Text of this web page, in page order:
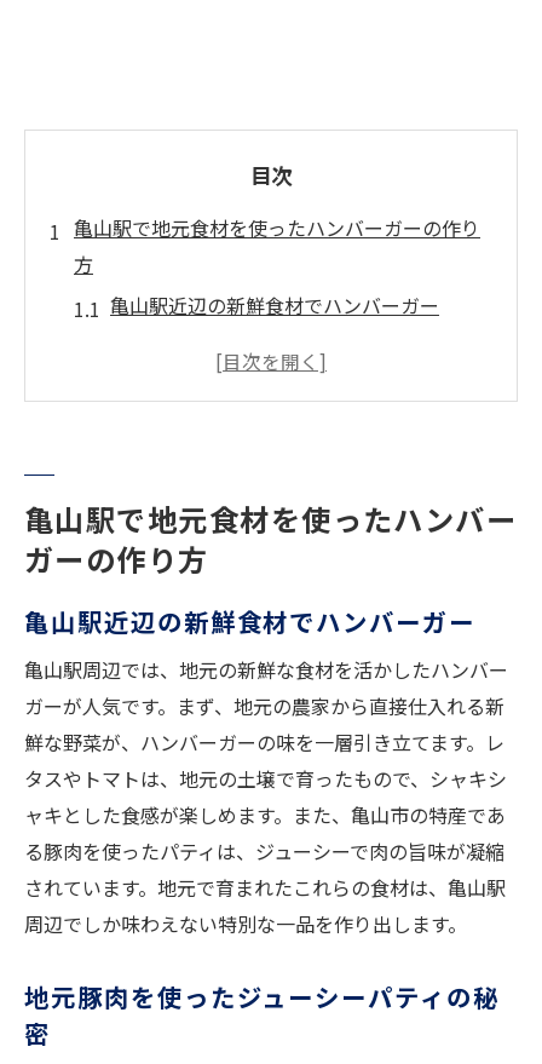
目次
亀山駅で地元食材を使ったハンバーガーの作り
方
亀山駅近辺の新鮮食材でハンバーガー
地元豚肉を使ったジューシーパティの秘密
亀山駅から始まる特別なハンバーガー体験
特産品で作る亀山駅ハンバーガーの魅力
新鮮な地元野菜で味わうハンバーガー
特製パティに欠かせない地元豚肉
ハンバーガーを引き立てる特産ソース
地元の味覚を活かしたハンバーガーの魅力
亀山駅特有の味わい深いハンバーガー
亀山駅周辺の食材で楽しむジューシーハンバー
ガー
亀山駅周辺の食材でハンバーガーの極み
亀山駅で手に入る野菜の活用術
亀山駅で地元食材を使ったハンバー
ガーの作り方
亀山駅近辺の新鮮食材でハンバーガー
亀山駅周辺では、地元の新鮮な食材を活かしたハンバー
ガーが人気です。まず、地元の農家から直接仕入れる新
鮮な野菜が、ハンバーガーの味を一層引き立てます。レ
タスやトマトは、地元の土壌で育ったもので、シャキシ
ャキとした食感が楽しめます。また、亀山市の特産であ
る豚肉を使ったパティは、ジューシーで肉の旨味が凝縮
されています。地元で育まれたこれらの食材は、亀山駅
周辺でしか味わえない特別な一品を作り出します。
地元豚肉を使ったジューシーパティの秘
密